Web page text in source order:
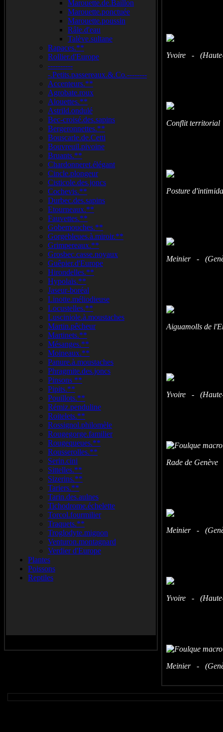
Marouette.de.Baillon
Marouette.ponctuée
Marouette.poussin
Râle.d'eau
Talève.sultane
Rapaces.**
Rollier.d'Europe
----------
-.Petits.passereaux.&.Co.--------
Accenteurs.**
Agrobate.roux
Alouettes.**
Astrild.ondulé
Bec-croisé.des.sapins
Bergeronnettes.**
Bouscarle.de.Cetti
Bouvreuil.pivoine
Bruants.**
Chardonneret.élégant
Cincle.plongeur
Cisticole.des.joncs
Cochevis.**
Durbec.des.sapins
Etourneaux.**
Fauvettes.**
Gobemouches.**
Gorgebleues.à.miroir.**
Grimpereaux.**
Grosbec.casse.noyaux
Guêpier.d'Europe
Hirondelles.**
Hypolaïs.**
Jaseur-boréal
Linotte.méliodieuse
Locustelles.**
Lusciniole.à.moustaches
Martin.pêcheur
Martinets.**
Mésanges.**
Moineaux.**
Panure.à.moustaches
Phragmite.des.joncs
Pinsons **
Pipits.**
Pouillots.**
Rémiz.penduline
Roitelets.**
Rossignol.philomèle
Rougegorge.familier
Rougequeues.**
Rousserolles.**
Serin.cini
Sittelles.**
Sizerins.**
Tariers.**
Tarin.des.aulnes
Tichodrome.échelette
Torcol.fourmilier
Traquets.**
Troglodyte.mignon
Venturon.montagnard
Verdier d'Europe
Plantes
Poissons
Reptiles
Yvoire -
Conflit territorial
Posture
Meinier -
Aiguamolls de
Yvoire -
Rade de
Meinier -
Yvoire -
Meinier -